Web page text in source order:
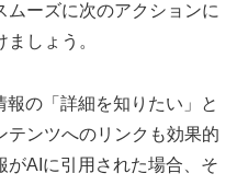
ムーズに次のアクションに
しょう。
の「詳細を知りたい」と
テンツへのリンクも効果的
がAIに引用された場合、そ